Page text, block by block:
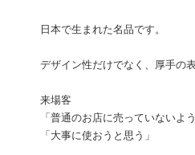
日本で生まれた名品です。
デザイン性だけでなく、厚手の
来場客
「普通のお店に売っていないよ
「大事に使おうと思う」